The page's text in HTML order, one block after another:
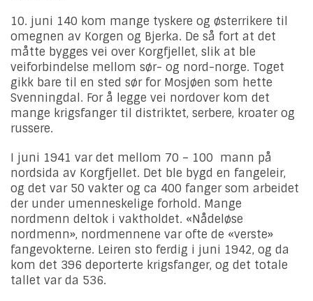
10. juni 140 kom mange tyskere og østerrikere til
omegnen av Korgen og Bjerka. De så fort at det
måtte bygges vei over Korgfjellet, slik at ble
veiforbindelse mellom sør- og nord-norge. Toget
gikk bare til en sted sør for Mosjøen som hette
Svenningdal. For å legge vei nordover kom det
mange krigsfanger til distriktet, serbere, kroater og
russere.
I juni 1941 var det mellom 70 – 100 mann på
nordsida av Korgfjellet. Det ble bygd en fangeleir,
og det var 50 vakter og ca 400 fanger som arbeidet
der under umenneskelige forhold. Mange
nordmenn deltok i vaktholdet. «Nådeløse
nordmenn», nordmennene var ofte de «verste»
fangevokterne. Leiren sto ferdig i juni 1942, og da
kom det 396 deporterte krigsfanger, og det totale
tallet var da 536.